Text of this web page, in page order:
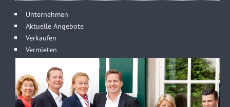
Unternehmen
Aktuelle Angebote
Verkaufen
Vermieten